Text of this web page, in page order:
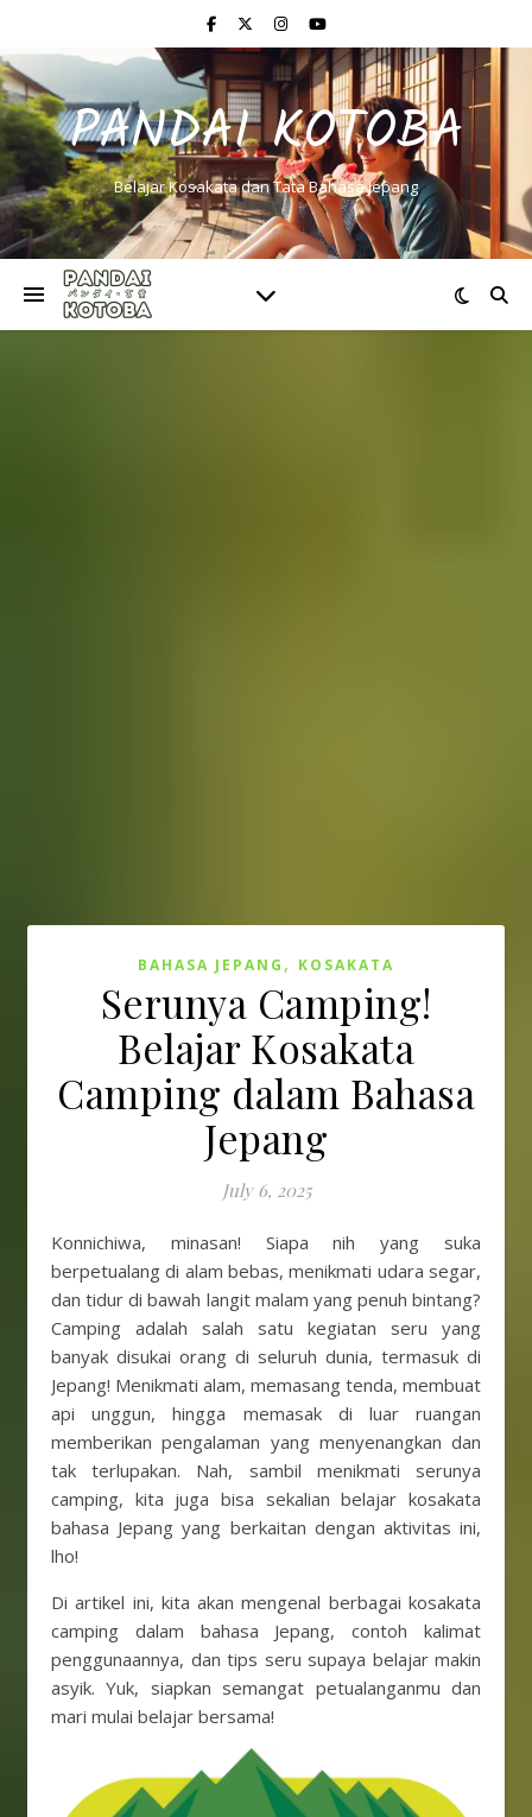
PANDAI KOTOBA
Belajar Kosakata dan Tata Bahasa Jepang
BAHASA JEPANG , KOSAKATA
Serunya Camping!
Belajar Kosakata
Camping dalam Bahasa
Jepang
July 6, 2025
Konnichiwa, minasan! Siapa nih yang suka
berpetualang di alam bebas, menikmati udara segar,
dan tidur di bawah langit malam yang penuh bintang?
Camping adalah salah satu kegiatan seru yang
banyak disukai orang di seluruh dunia, termasuk di
Jepang! Menikmati alam, memasang tenda, membuat
api unggun, hingga memasak di luar ruangan
memberikan pengalaman yang menyenangkan dan
tak terlupakan. Nah, sambil menikmati serunya
camping, kita juga bisa sekalian belajar kosakata
bahasa Jepang yang berkaitan dengan aktivitas ini,
lho!
Di artikel ini, kita akan mengenal berbagai kosakata
camping dalam bahasa Jepang, contoh kalimat
penggunaannya, dan tips seru supaya belajar makin
asyik. Yuk, siapkan semangat petualanganmu dan
mari mulai belajar bersama!